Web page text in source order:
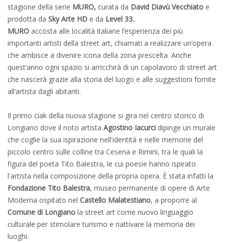
stagione della serie MURO, curata da David Diavù Vecchiato e
prodotta da Sky Arte HD e da Level 33..
MURO accosta alle località italiane l’esperienza dei più
importanti artisti della street art, chiamati a realizzare un’opera
che ambisce a divenire icona della zona prescelta. Anche
quest’anno ogni spazio si arricchirà di un capolavoro di street art
che nascerà grazie alla storia del luogo e alle suggestioni fornite
all’artista dagli abitanti.
Il primo ciak della nuova stagione si gira nel centro storico di
Longiano dove il noto artista Agostino Iacurci dipinge un murale
che coglie la sua ispirazione nell'identità e nelle memorie del
piccolo centro sulle colline tra Cesena e Rimini, tra le quali la
figura del poeta Tito Balestra, le cui poesie hanno ispirato
l'artista nella composizione della propria opera. È stata infatti la
Fondazione Tito Balestra, museo permanente di opere di Arte
Moderna ospitato nel Castello Malatestiano, a proporre al
Comune di Longiano la street art come nuovo linguaggio
culturale per stimolare turismo e riattivare la memoria dei
luoghi.